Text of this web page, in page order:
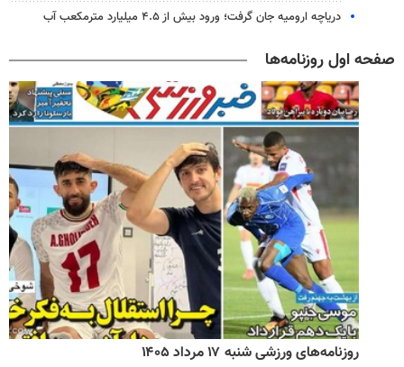
دریاچه ارومیه جان گرفت؛ ورود بیش از ۴.۵ میلیارد مترمکعب آب
صفحه اول روزنامه‌ها
روزنامه‌های ورزشی شنبه ۱۷ مرداد ۱۴۰۵